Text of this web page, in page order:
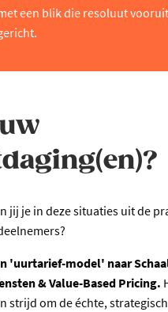
een blik die resoluut
jij je in deze situaties uit de
'uurtarief-model' naar
& Value-Based Pricing.
strijd om de échte,